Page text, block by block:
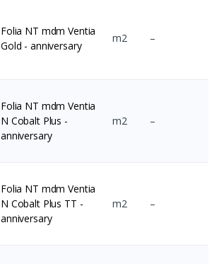
Folia NT mdm Ventia
Gold - anniversary
m2 –
Folia NT mdm Ventia
N Cobalt Plus -
anniversary
m2 –
Folia NT mdm Ventia
N Cobalt Plus TT -
anniversary
m2 –